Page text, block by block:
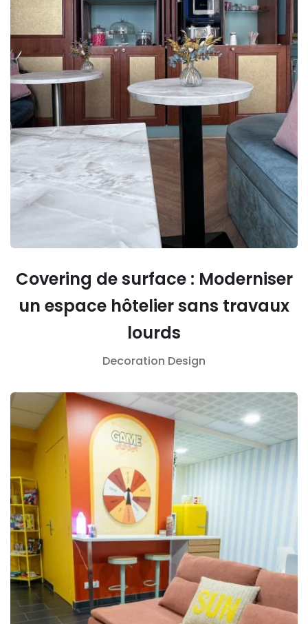
Covering de surface : Moderniser
un espace hôtelier sans travaux
lourds
Decoration Design